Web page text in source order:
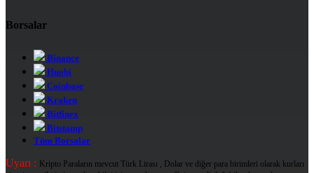
Borsalar
Binance
Huobi
Coinbase
Kraken
Bitfinex
Bitstamp
Tüm Borsalar
Uyarı : Kripto Paraların mevcut Türk Lirası , Dolar ve diğer para birimleri olarak kurları